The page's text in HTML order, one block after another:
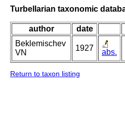
Turbellarian taxonomic
author date
Beklemischev
VN
1927 abs.
Return to taxon listing